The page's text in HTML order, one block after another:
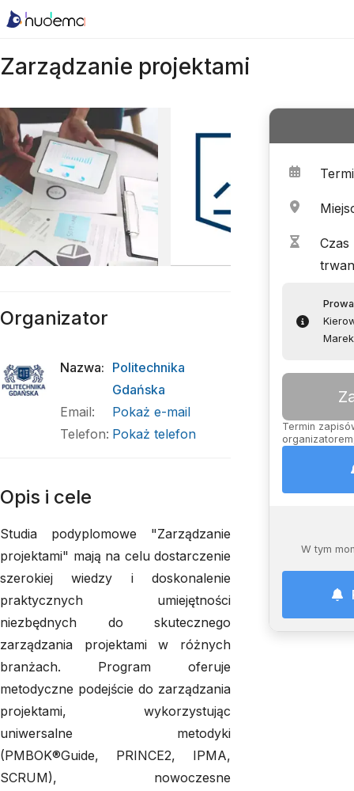
Zarządzanie projektami
Czas
Termin
W tym
Organizator
Nazwa: Politechnika
Gdańska
Email:
Pokaż e-mail
Telefon: Pokaż telefon
Opis i cele
Studia podyplomowe "Zarządzanie
projektami" mają na celu dostarczenie
szerokiej wiedzy i doskonalenie
praktycznych umiejętności
niezbędnych do skutecznego
zarządzania projektami w różnych
branżach. Program oferuje
metodyczne podejście do zarządzania
projektami, wykorzystując
uniwersalne metodyki
(PMBOK®Guide, PRINCE2, IPMA,
SCRUM), nowoczesne